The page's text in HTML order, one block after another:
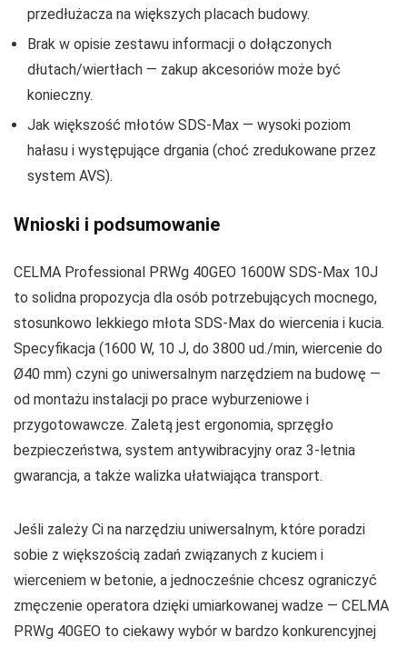
przedłużacza na większych placach budowy.
Brak w opisie zestawu informacji o dołączonych
dłutach/wiertłach — zakup akcesoriów może być
konieczny.
Jak większość młotów SDS‑Max — wysoki poziom
hałasu i występujące drgania (choć zredukowane przez
system AVS).
Wnioski i podsumowanie
CELMA Professional PRWg 40GEO 1600W SDS‑Max 10J
to solidna propozycja dla osób potrzebujących mocnego,
stosunkowo lekkiego młota SDS‑Max do wiercenia i kucia.
Specyfikacja (1600 W, 10 J, do 3800 ud./min, wiercenie do
Ø40 mm) czyni go uniwersalnym narzędziem na budowę —
od montażu instalacji po prace wyburzeniowe i
przygotowawcze. Zaletą jest ergonomia, sprzęgło
bezpieczeństwa, system antywibracyjny oraz 3‑letnia
gwarancja, a także walizka ułatwiająca transport.
Jeśli zależy Ci na narzędziu uniwersalnym, które poradzi
sobie z większością zadań związanych z kuciem i
wierceniem w betonie, a jednocześnie chcesz ograniczyć
zmęczenie operatora dzięki umiarkowanej wadze — CELMA
PRWg 40GEO to ciekawy wybór w bardzo konkurencyjnej